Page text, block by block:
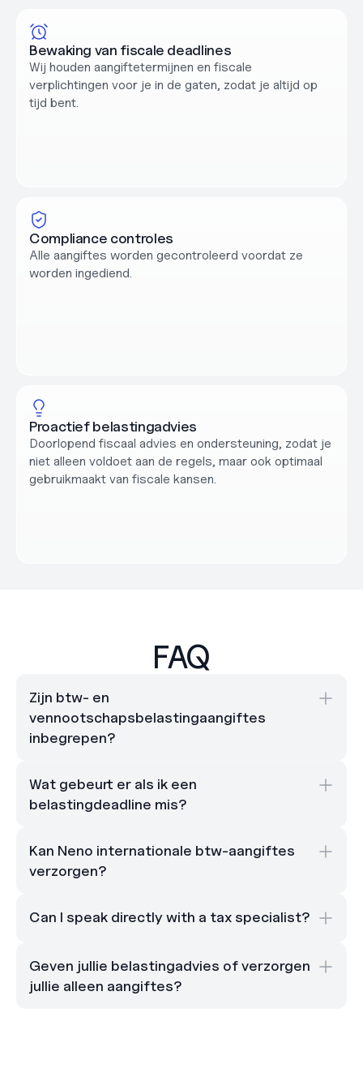
Bewaking van fiscale deadlines
Wij houden aangiftetermijnen en fiscale
verplichtingen voor je in de gaten, zodat je altijd op
tijd bent.
Compliance controles
Alle aangiftes worden gecontroleerd voordat ze
worden ingediend.
Proactief belastingadvies
Doorlopend fiscaal advies en ondersteuning, zodat je
niet alleen voldoet aan de regels, maar ook optimaal
gebruikmaakt van fiscale kansen.
FAQ
Zijn btw- en
vennootschapsbelastingaangiftes
inbegrepen?
Wat gebeurt er als ik een
belastingdeadline mis?
Kan Neno internationale btw-aangiftes
verzorgen?
Can I speak directly with a tax specialist?
Geven jullie belastingadvies of verzorgen
jullie alleen aangiftes?